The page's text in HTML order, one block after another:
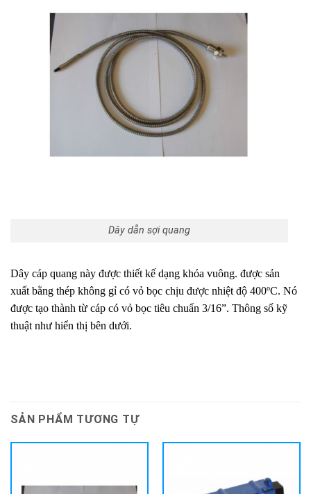
Dây dẫn sợi quang
Dây cáp quang này được thiết kế dạng khóa vuông. được sản
xuất bằng thép không gỉ có vỏ bọc chịu được nhiệt độ 400ºC. Nó
được tạo thành từ cáp có vỏ bọc tiêu chuẩn 3/16”. Thông số kỹ
thuật như hiển thị bên dưới.
SẢN PHẨM TƯƠNG TỰ